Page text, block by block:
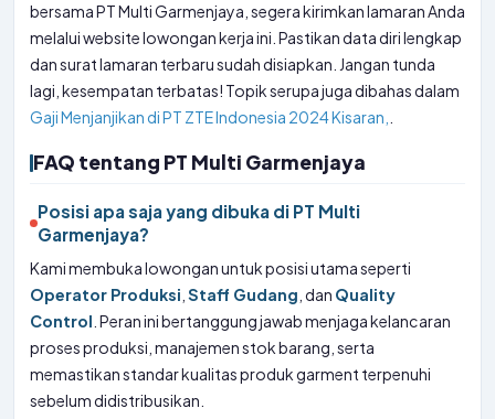
bersama PT Multi Garmenjaya, segera kirimkan lamaran Anda
melalui website lowongan kerja ini. Pastikan data diri lengkap
dan surat lamaran terbaru sudah disiapkan. Jangan tunda
lagi, kesempatan terbatas! Topik serupa juga dibahas dalam
Gaji Menjanjikan di PT ZTE Indonesia 2024 Kisaran,
FAQ tentang PT Multi Garmenjaya
Posisi apa saja yang dibuka di PT Multi
Garmenjaya?
Kami membuka lowongan untuk posisi utama seperti
Operator Produksi Staff Gudang , dan Quality
Control . Peran ini bertanggung jawab menjaga kelancaran
proses produksi, manajemen stok barang, serta
memastikan standar kualitas produk garment terpenuhi
sebelum didistribusikan.